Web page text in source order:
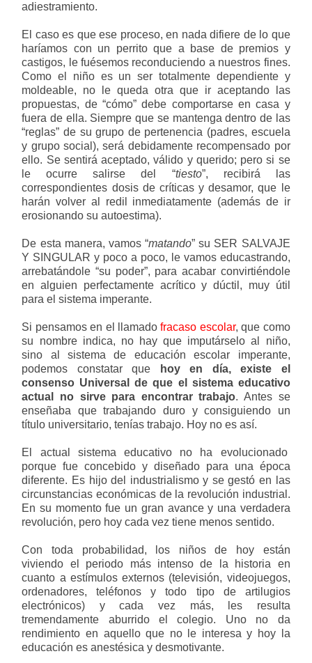
adiestramiento.
El caso es que ese proceso, en nada difiere de lo que
haríamos con un perrito que a base de premios y
castigos, le fuésemos reconduciendo a nuestros fines.
Como el niño es un ser totalmente dependiente y
moldeable, no le queda otra que ir aceptando las
propuestas, de “cómo” debe comportarse en casa y
fuera de ella. Siempre que se mantenga dentro de las
“reglas” de su grupo de pertenencia (padres, escuela
y grupo social), será debidamente recompensado por
ello. Se sentirá aceptado, válido y querido; pero si se
le ocurre salirse del “tiesto”, recibirá las
correspondientes dosis de críticas y desamor, que le
harán volver al redil inmediatamente (además de ir
erosionando su autoestima).
De esta manera, vamos “matando” su SER SALVAJE
Y SINGULAR y poco a poco, le vamos educastrando,
arrebatándole “su poder”, para acabar convirtiéndole
en alguien perfectamente acrítico y dúctil, muy útil
para el sistema imperante.
Si pensamos en el llamadofracaso escolar, que como
su nombre indica, no hay que imputárselo al niño,
sino al sistema de educación escolar imperante,
podemos constatar que
hoy en día, existe el
consenso Universal de que el sistema educativo
actual no sirve para encontrar trabajo. Antes se
enseñaba que trabajando duro y consiguiendo un
título universitario, tenías trabajo. Hoy no es así.
El actual sistema educativo no ha evolucionado
porque fue concebido y diseñado para una época
diferente. Es hijo del industrialismo y se gestó en las
circunstancias económicas de la revolución industrial.
En su momento fue un gran avance y una verdadera
revolución, pero hoy cada vez tiene menos sentido.
Con toda probabilidad, los niños de hoy están
viviendo el periodo más intenso de la historia en
cuanto a estímulos externos (televisión, videojuegos,
ordenadores, teléfonos y todo tipo de artilugios
electrónicos) y cada vez más, les resulta
tremendamente aburrido el colegio. Uno no da
rendimiento en aquello que no le interesa y hoy la
educación es anestésica y desmotivante.